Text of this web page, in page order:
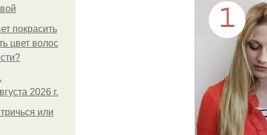
покрасить
цвет волос
2026 г.
или